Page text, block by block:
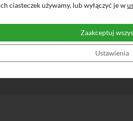
INFOLINIA: 800-
ciasteczek używamy, lub wyłączyć je w
Zaakceptuj
Ustawienia